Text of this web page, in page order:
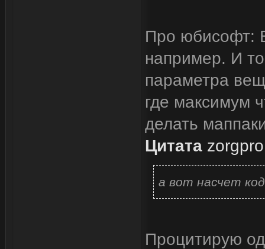
Про юбисофт:
например. И
параметра
где максимум
делать
Цитата zorgpro
а вот насчет
Процитирую